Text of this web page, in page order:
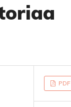
PDF